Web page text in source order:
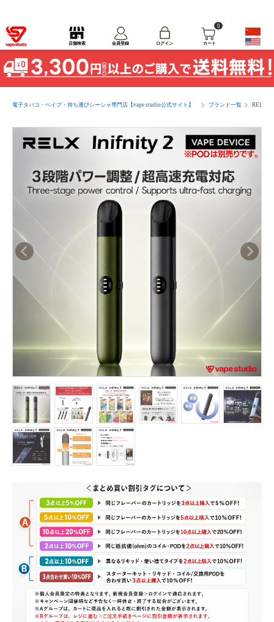
店舗検索 会員登録 ログイン
0
カート
電子タバコ・ベイプ・持ち運びシーシャ専門店【vape studio公式サイト】 ブランド一覧 RELX(